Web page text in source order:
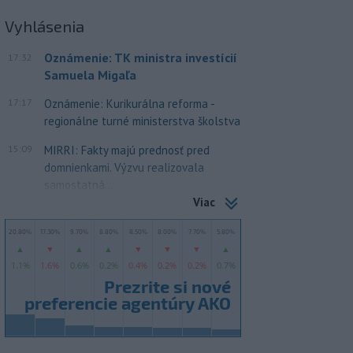
Vyhlásenia
17:32
Oznámenie: TK ministra investícií
Samuela Migaľa
17:17
Oznámenie: Kurikurálna reforma -
regionálne turné ministerstva školstva
15:09
MIRRI: Fakty majú prednosť pred
domnienkami. Výzvu realizovala
samostatná...
Viac